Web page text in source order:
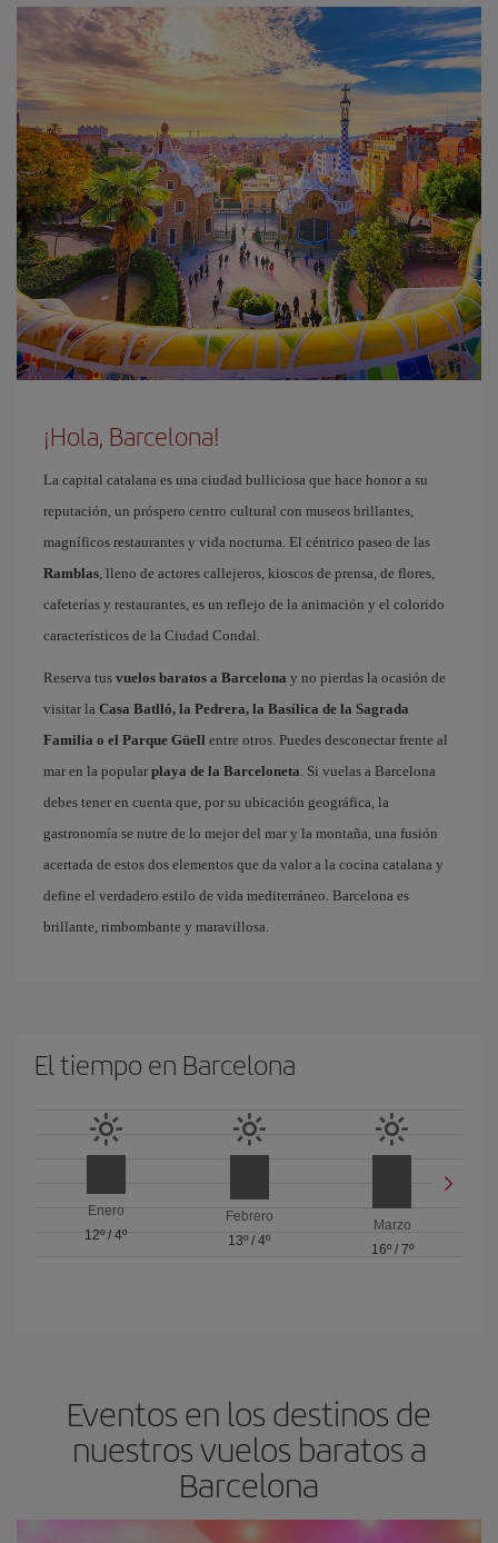
¡Hola, Barcelona!
La capital catalana es una ciudad bulliciosa que hace honor a su
reputación, un próspero centro cultural con museos brillantes,
magníficos restaurantes y vida nocturna. El céntrico paseo de las
Ramblas, lleno de actores callejeros, kioscos de prensa, de flores,
cafeterías y restaurantes, es un reflejo de la animación y el colorido
característicos de la Ciudad Condal.
Reserva tus vuelos baratos a Barcelona y no pierdas la ocasión de
visitar la Casa Batlló, la Pedrera, la Basílica de la Sagrada
Familia o el Parque Güell entre otros. Puedes desconectar frente al
mar en la popular playa de la Barceloneta. Si vuelas a Barcelona
debes tener en cuenta que, por su ubicación geográfica, la
gastronomía se nutre de lo mejor del mar y la montaña, una fusión
acertada de estos dos elementos que da valor a la cocina catalana y
define el verdadero estilo de vida mediterráneo. Barcelona es
brillante, rimbombante y maravillosa.
El tiempo en Barcelona
Enero
12º/4º
Febrero
13º / 4º
Marzo
16º/ 7º
Eventos en los destinos de
nuestros vuelos baratos a
Barcelona